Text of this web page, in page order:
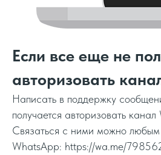
Если все еще не
авторизовать
Написать в поддержку
получается авторизовать
Связаться с ними можно
WhatsApp: https://wa.me/